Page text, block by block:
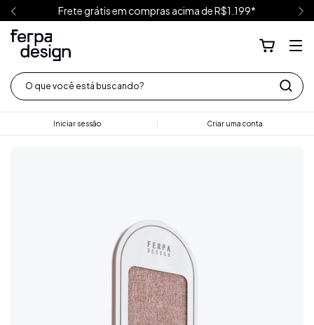
Frete grátis em compras acima de R$1.199*
Iniciar sessão Criar uma conta